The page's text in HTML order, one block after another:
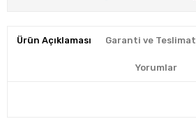
Ürün Açıklaması Garanti ve Teslimat
Yorumlar